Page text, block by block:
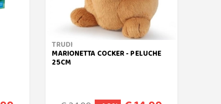
TRUDI
MARIONETTA COCKER - PELUCHE
25CM